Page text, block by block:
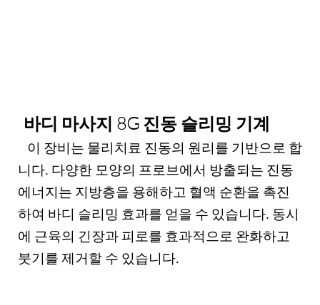
바디 마사지 8G 진동 슬리밍 기계
이 장비는 물리치료 진동의 원리를 기반으로 합
니다. 다양한 모양의 프로브에서 방출되는 진동
에너지는 지방층을 용해하고 혈액 순환을 촉진
하여 바디 슬리밍 효과를 얻을 수 있습니다. 동시
에 근육의 긴장과 피로를 효과적으로 완화하고
붓기를 제거할 수 있습니다.